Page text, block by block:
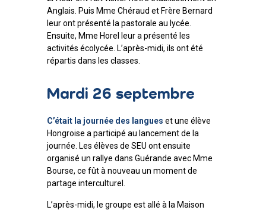
Anglais. Puis Mme Chéraud et Frère Bernard
leur ont présenté la pastorale au lycée.
Ensuite, Mme Horel leur a présenté les
activités écolycée. L’après-midi, ils ont été
répartis dans les classes.
Mardi 26 septembre
C’était la journée des langues et une élève
Hongroise a participé au lancement de la
journée. Les élèves de SEU ont ensuite
organisé un rallye dans Guérande avec Mme
Bourse, ce fût à nouveau un moment de
partage interculturel.
L’après-midi, le groupe est allé à la Maison